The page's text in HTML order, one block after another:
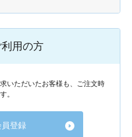
用の方
いただいたお客様も、ご注文時
。
員登録